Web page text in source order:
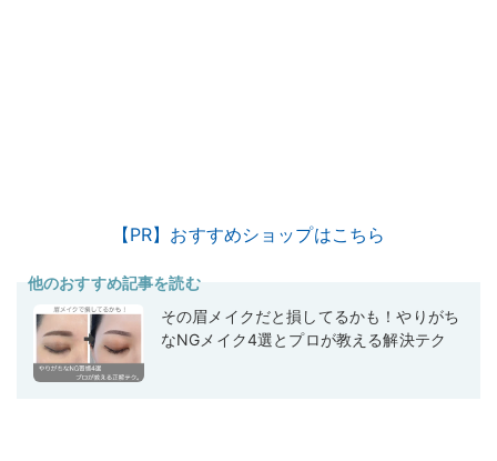
【PR】おすすめショップはこちら
他のおすすめ記事を読む
その眉メイクだと損してるかも！やりがち
なNGメイク4選とプロが教える解決テク